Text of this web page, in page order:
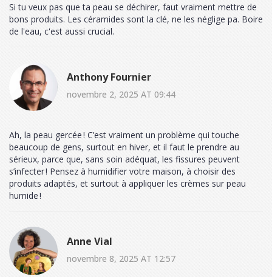
Si tu veux pas que ta peau se déchirer, faut vraiment mettre de
bons produits. Les céramides sont la clé, ne les néglige pa. Boire
de l'eau, c'est aussi crucial.
Anthony Fournier
novembre 2, 2025 AT 09:44
Ah, la peau gercée ! C’est vraiment un problème qui touche
beaucoup de gens, surtout en hiver, et il faut le prendre au
sérieux, parce que, sans soin adéquat, les fissures peuvent
s’infecter ! Pensez à humidifier votre maison, à choisir des
produits adaptés, et surtout à appliquer les crèmes sur peau
humide !
Anne Vial
novembre 8, 2025 AT 12:57